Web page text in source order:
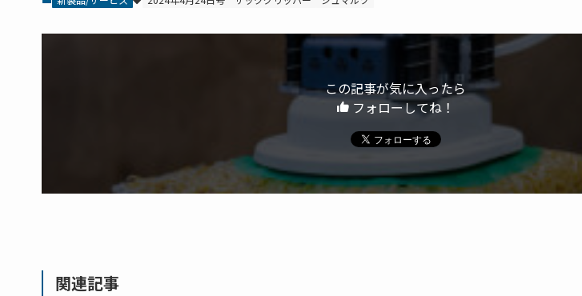
この記事が気に入ったら
フォローしてね！
関連記事